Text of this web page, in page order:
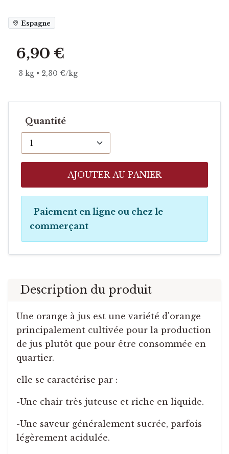
Espagne
6,90 €
3 kg • 2,30 €/kg
Quantité
AJOUTER AU PANIER
Paiement en ligne ou chez le
commerçant
Description du produit
Une orange à jus est une variété d'orange
principalement cultivée pour la production
de jus plutôt que pour être consommée en
quartier.
elle se caractérise par :
-Une chair très juteuse et riche en liquide.
-Une saveur généralement sucrée, parfois
légèrement acidulée.